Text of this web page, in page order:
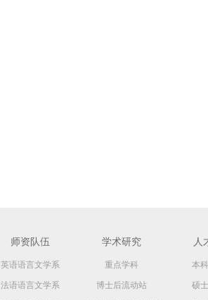
师资队伍
英语语言文学系
法语语言文学系
学术研究
重点学科
博士后流动站
人
本
硕